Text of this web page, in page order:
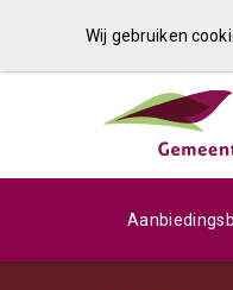
Wij gebruiken